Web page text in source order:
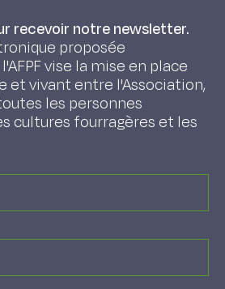
recevoir notre newsletter.
proposée
vise la mise en place
et vivant entre l'Association,
les personnes
cultures fourragères et les